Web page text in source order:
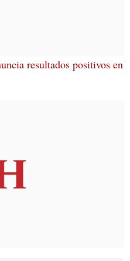
resultados positivos en